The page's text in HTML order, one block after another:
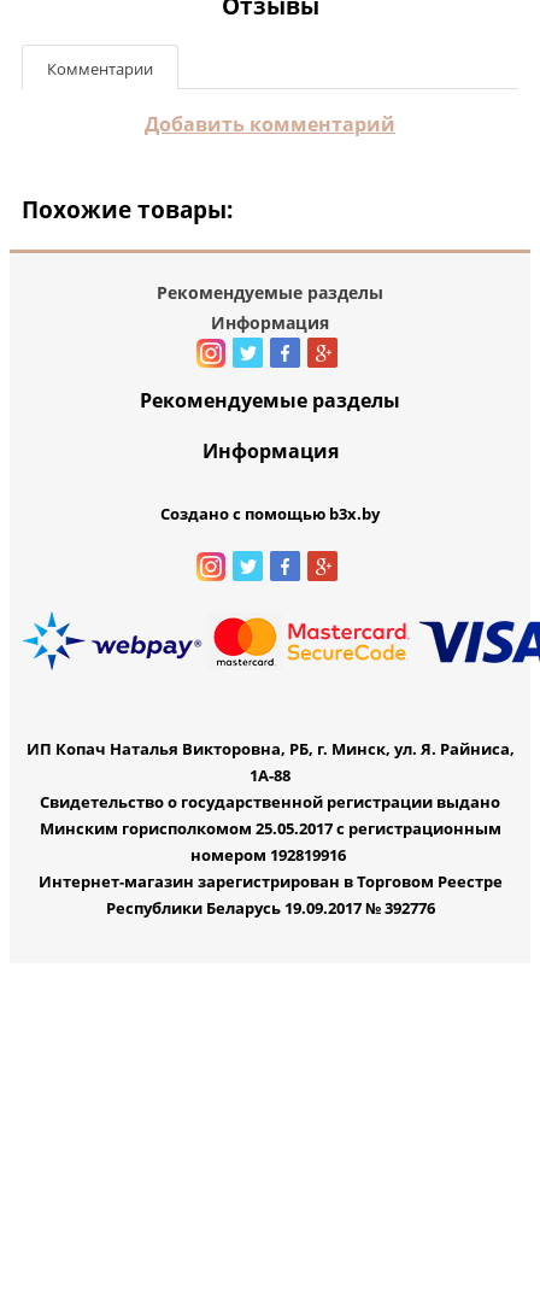
Комментарии
Добавить комментарий
Похожие товары:
Рекомендуемые разделы
Информация
Рекомендуемые разделы
Информация
Создано с помощью b3x.by
ИП Копач Наталья Викторовна, РБ, г. Минск, ул. Я. Райниса,
1А-88
Свидетельство о государственной регистрации выдано
Минским горисполкомом 25.05.2017 с регистрационным
номером 192819916
Интернет-магазин зарегистрирован в Торговом Реестре
Республики Беларусь 19.09.2017 № 392776